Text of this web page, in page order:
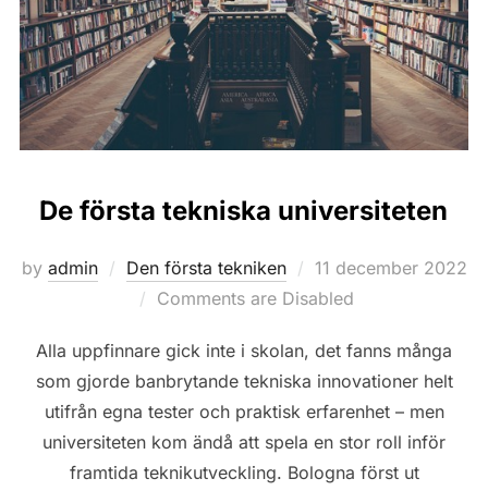
De första tekniska universiteten
by admin Den första tekniken
Posted
on
11 december 2022
Comments are Disabled
Alla uppfinnare gick inte i skolan, det fanns många
som gjorde banbrytande tekniska innovationer helt
utifrån egna tester och praktisk erfarenhet – men
universiteten kom ändå att spela en stor roll inför
framtida teknikutveckling. Bologna först ut